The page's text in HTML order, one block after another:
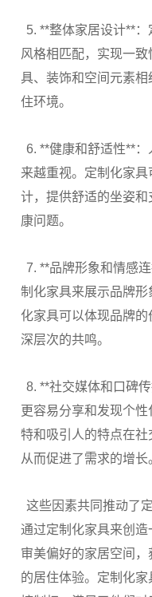
5. **整体家居设计**
风格相匹配，实现一
具、装饰和空间元素
住环境。
6. **健康和舒适性**
来越重视。定制化家
计，提供舒适的坐姿
康问题。
7. **品牌形象和情感
制化家具来展示品牌形
化家具可以体现品牌
深层次的共鸣。
8. **社交媒体和口碑
更容易分享和发现个
特和吸引人的特点在社
从而促进了需求的增长
这些因素共同推动了
通过定制化家具来创
审美偏好的家居空间
的居住体验。定制化